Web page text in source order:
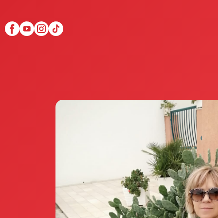
Scopri Club di Più
Le testimonianze
La fondatrice Valeria